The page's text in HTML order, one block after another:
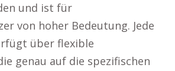
und ist für
von hoher Bedeutung. Jede
über flexible
genau auf die spezifischen